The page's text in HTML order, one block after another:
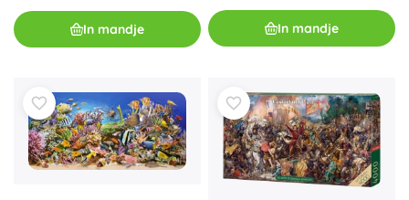
In mandje In mandje